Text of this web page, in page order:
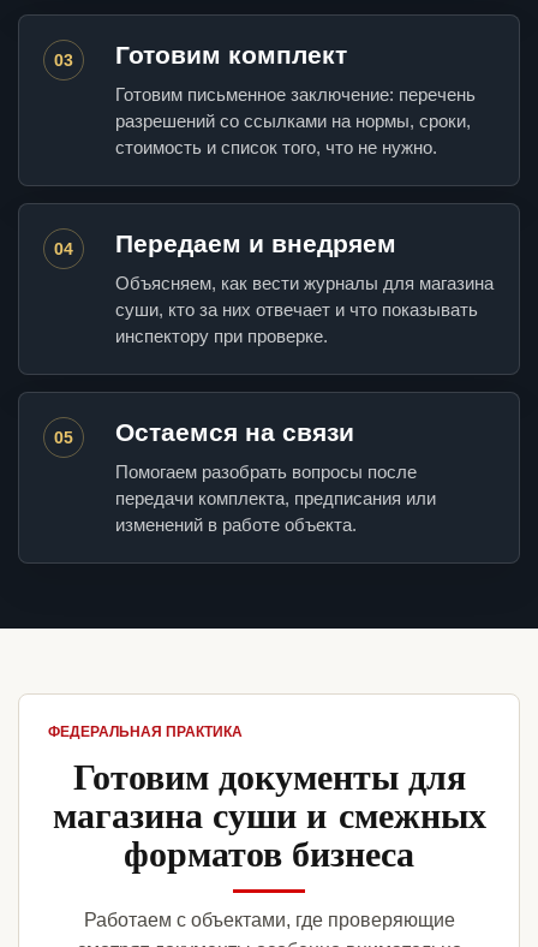
03 Готовим комплект
Готовим письменное заключение: перечень
разрешений со ссылками на нормы, сроки,
стоимость и список того, что не нужно.
04 Передаем и внедряем
Объясняем, как вести журналы для магазина
суши, кто за них отвечает и что показывать
инспектору при проверке.
05 Остаемся на связи
Помогаем разобрать вопросы после
передачи комплекта, предписания или
изменений в работе объекта.
ФЕДЕРАЛЬНАЯ ПРАКТИКА
Готовим документы для
магазина суши и смежных
форматов бизнеса
Работаем с объектами, где проверяющие